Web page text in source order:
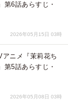
第6話あらすじ・
2026年05月15日 03時
アニメ『茉莉花ち
第5話あらすじ・
2026年05月08日 03時